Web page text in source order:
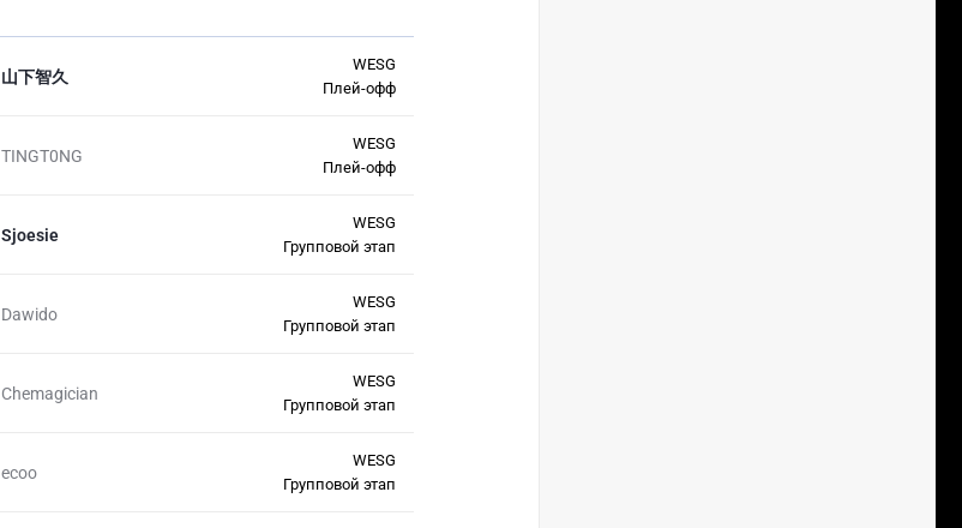
山下智久
WESG
Плей-офф
TINGT0NG
WESG
Плей-офф
Sjoesie
WESG
Групповой этап
Dawido
WESG
Групповой этап
Chemagician
WESG
Групповой этап
ecoo
WESG
Групповой этап